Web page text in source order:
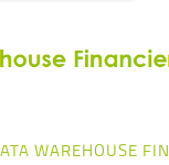
WAREHOUSE